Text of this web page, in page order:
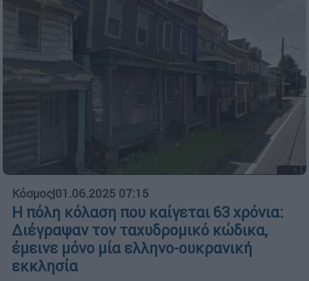
Κόσμος|01.06.2025 07:15
Η πόλη κόλαση που καίγεται 63 χρόνια:
Διέγραψαν τον ταχυδρομικό κώδικα,
έμεινε μόνο μία ελληνο-ουκρανική
εκκλησία